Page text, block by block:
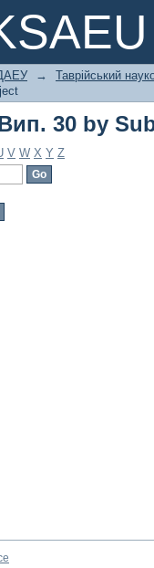
30 by
→
Таврійський
30 by
V W X Y Z